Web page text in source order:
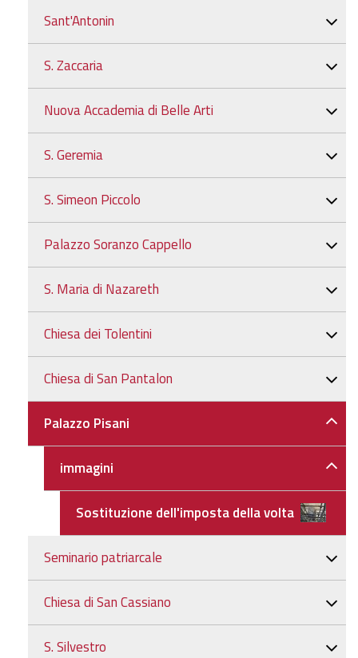
Sant'Antonin
S. Zaccaria
Nuova Accademia di Belle Arti
S. Geremia
S. Simeon Piccolo
Palazzo Soranzo Cappello
S. Maria di Nazareth
Chiesa dei Tolentini
Chiesa di San Pantalon
Palazzo Pisani
immagini
Sostituzione dell'imposta della volta
Seminario patriarcale
Chiesa di San Cassiano
S. Silvestro